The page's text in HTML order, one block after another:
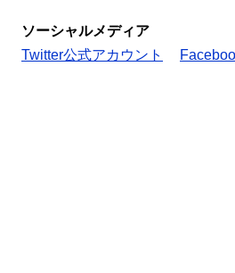
ソーシャルメディア
Twitter公式アカウント